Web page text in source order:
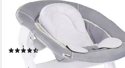
HAUCK
Hochstuhl Alpha Plus White -
Babyhochstuhl ab Geburt inkl.
Sitzauflage
(6)
159,90 € UVP209,70 €